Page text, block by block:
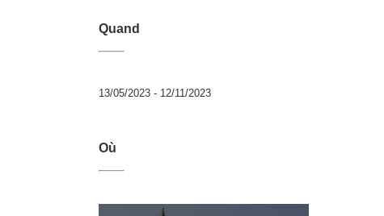
Quand
13/05/2023 - 12/11/2023
Où